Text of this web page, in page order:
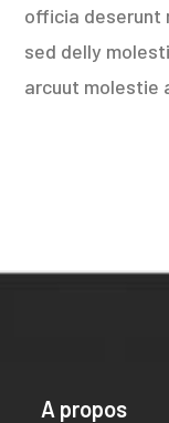
officia deserunt
sed delly
arcuut molestie
A propos